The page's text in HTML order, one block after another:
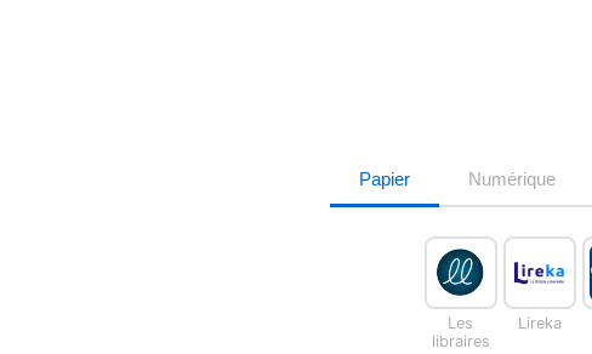
Papier Numérique
Les
libraires
Lireka